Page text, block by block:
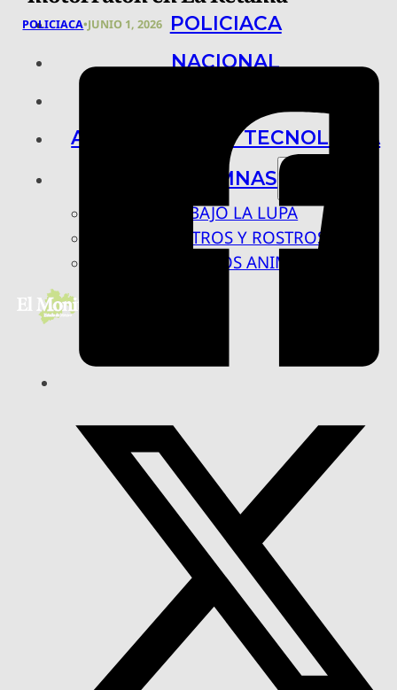
POLICIACA
NACIONAL
ARTE, CIENCIA Y TECNOLOGÍA
COLUMNAS
BAJO LA LUPA
RASTROS Y ROSTROS
VÍNCULOS ANIMALES
POLICIACA•JUNIO 1, 2026